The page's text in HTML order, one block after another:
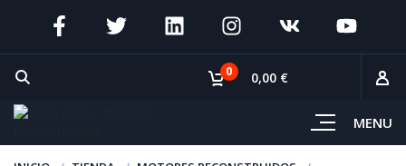
MENU
0 0,00 €